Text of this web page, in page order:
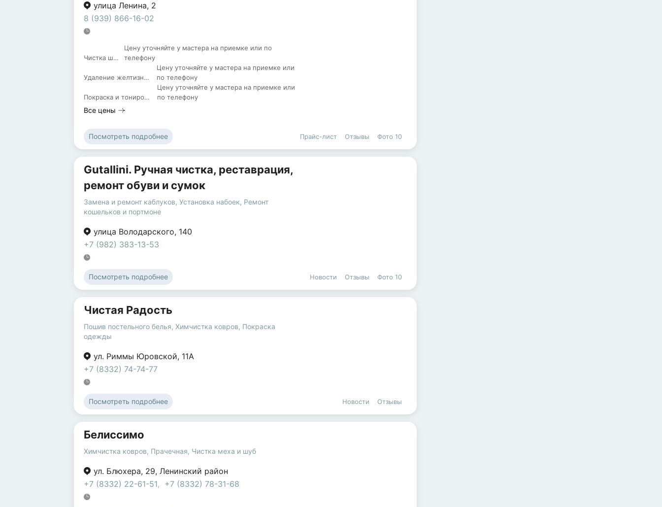
улица Ленина, 2
8 (939) 866-16-02
Чистка шуб
Цену уточняйте у мастера на приемке или по
телефону
Удаление желтизны с меха
Цену уточняйте у мастера на приемке или
по телефону
Покраска и тонировка меха
Цену уточняйте у мастера на приемке или
по телефону
Все цены
Посмотреть подробнее Прайс-лист Отзывы Фото 10
Gutallini. Ручная чистка, реставрация,
ремонт обуви и сумок
Замена и ремонт каблуков, Установка набоек, Ремонт
кошельков и портмоне
улица Володарского, 140
+7 (982) 383-13-53
Посмотреть подробнее Новости Отзывы Фото 10
Чистая Радость
Пошив постельного белья, Химчистка ковров, Покраска
одежды
ул. Риммы Юровской, 11А
+7 (8332) 74-74-77
Посмотреть подробнее Новости Отзывы
Белиссимо
Химчистка ковров, Прачечная, Чистка меха и шуб
ул. Блюхера, 29, Ленинский район
+7 (8332) 22-61-51, +7 (8332) 78-31-68